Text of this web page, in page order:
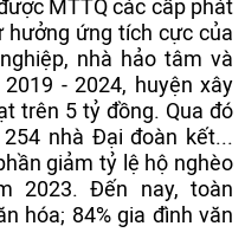
MTTQ các cấp phát
hưởng ứng tích cực của
nhà hảo tâm và
- 2024, huyện xây
trên 5 tỷ đồng. Qua đó
nhà Đại đoàn kết...
giảm tỷ lệ hộ nghèo
2023. Đến nay, toàn
hóa; 84% gia đình văn